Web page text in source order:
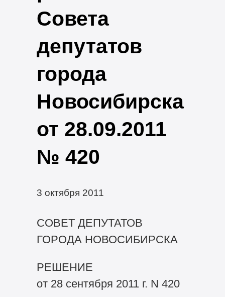
Совета
депутатов
города
Новосибирска
от 28.09.2011
№ 420
3 октября 2011
СОВЕТ ДЕПУТАТОВ
ГОРОДА НОВОСИБИРСКА
РЕШЕНИЕ
от 28 сентября 2011 г. N 420